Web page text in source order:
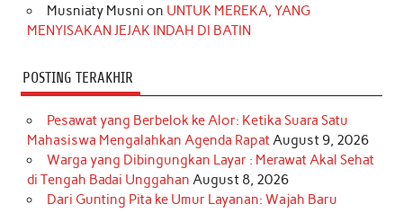
Musniaty Musni on UNTUK MEREKA, YANG
MENYISAKAN JEJAK INDAH DI BATIN
POSTING TERAKHIR
Pesawat yang Berbelok ke Alor: Ketika Suara Satu
Mahasiswa Mengalahkan Agenda RapatAugust 9, 2026
Warga yang Dibingungkan Layar : Merawat Akal Sehat
di Tengah Badai Unggahan August 8, 2026
Dari Gunting Pita ke Umur Layanan: Wajah Baru